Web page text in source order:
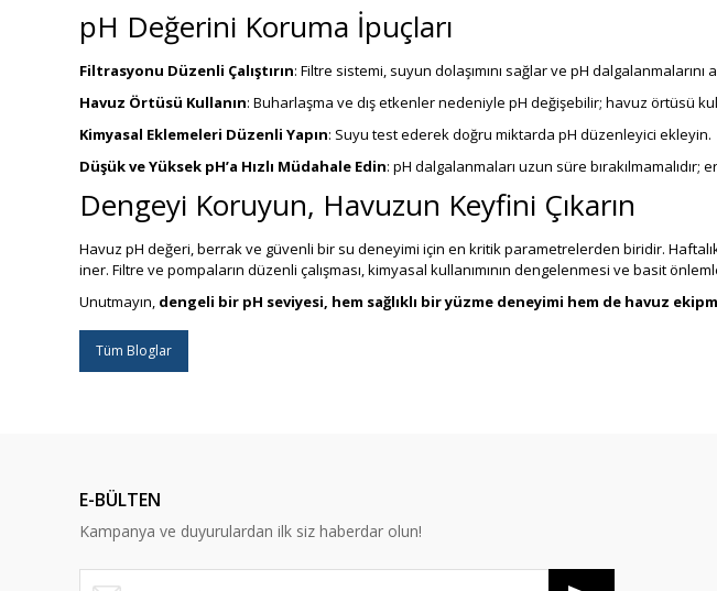
pH Değerini Koruma İpuçları
Filtrasyonu Düzenli Çalıştırın: Filtre sistemi, suyun dolaşımını sağlar ve pH dalgalanmalarını
Havuz Örtüsü Kullanın: Buharlaşma ve dış etkenler nedeniyle pH değişebilir; havuz örtüsü
Kimyasal Eklemeleri Düzenli Yapın: Suyu test ederek doğru miktarda pH düzenleyici ekleyin.
Düşük ve Yüksek pH’a Hızlı Müdahale Edin: pH dalgalanmaları uzun süre
Dengeyi Koruyun, Havuzun Keyfini Çıkarın
Havuz pH değeri, berrak ve güvenli bir su deneyimi için en kritik parametrelerden biridir.
iner. Filtre ve pompaların düzenli çalışması, kimyasal kullanımının dengelenmesi ve basit
Unutmayın, dengeli bir pH seviyesi, hem sağlıklı bir yüzme deneyimi hem de havuz
Tüm Bloglar
E-BÜLTEN
Kampanya ve duyurulardan ilk siz haberdar olun!